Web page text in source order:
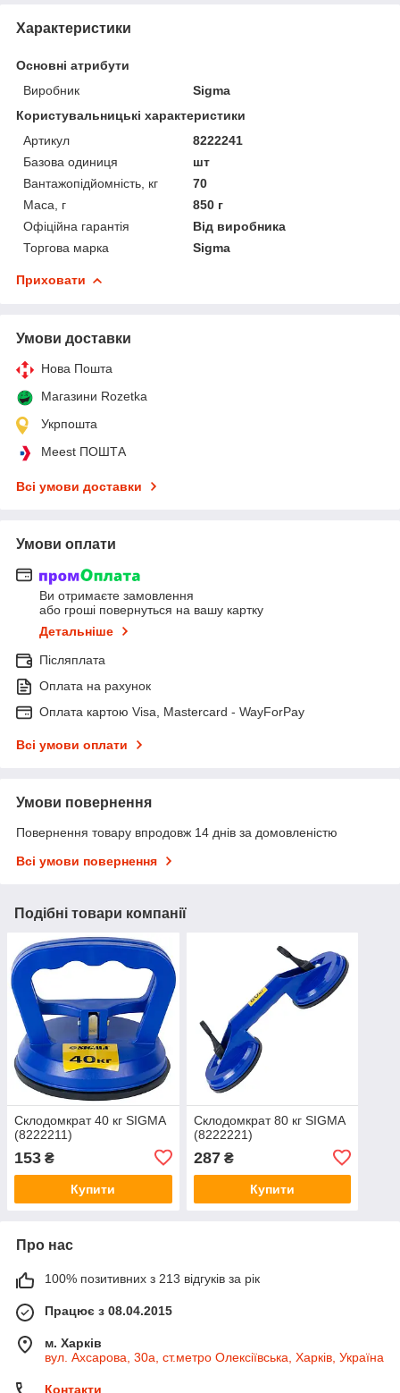
Характеристики
Основні атрибути
Виробник
Sigma
Користувальницькі характеристики
Артикул
8222241
Базова одиниця
шт
Вантажопідйомність, кг
70
Маса, г
850 г
Офіційна гарантія
Від виробника
Торгова марка
Sigma
Приховати
Умови доставки
Нова Пошта
Магазини Rozetka
Укрпошта
Meest ПОШТА
Всі умови доставки
Умови оплати
Ви отримаєте замовлення
або гроші повернуться на вашу картку
Детальніше
Післяплата
Оплата на рахунок
Оплата картою Visa, Mastercard - WayForPay
Всі умови оплати
Умови повернення
Повернення товару впродовж 14 днів за домовленістю
Всі умови повернення
Подібні товари компанії
Склодомкрат 40 кг SIGMA
(8222211)
153 ₴
Купити
Склодомкрат 80 кг SIGMA
(8222221)
287₴
Купити
Про нас
100% позитивних з 213 відгуків за рік
Працює з 08.04.2015
м. Харків
вул. Ахсарова, 30а, ст.метро Олексіївська, Харків, Україна
Контакти